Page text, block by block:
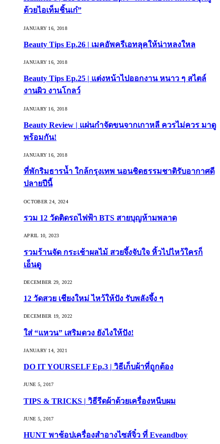
ด้วยไอเท็มชิ้นเก๋”
JANUARY 16, 2018
Beauty Tips Ep.26 | เมคอัพครีเอทลุคให้น่าหลงใหล
JANUARY 16, 2018
Beauty Tips Ep.25 | แต่งหน้าไปออกงาน หนาว ๆ สไตล์
งานผิว งานโกลว์
JANUARY 16, 2018
Beauty Review | แผ่นกำจัดขนจากเกาหลี ควรไม่ควร มาดู
พร้อมกัน!
JANUARY 16, 2018
ที่พักริมธารน้ำ ใกล้กรุงเทพ นอนชิดธรรมชาติรับอากาศดี
ปลายปีนี้
OCTOBER 24, 2024
รวม 12 วัดติดรถไฟฟ้า BTS สายบุญห้ามพลาด
APRIL 10, 2023
รวมร้านจัด กระเช้าผลไม้ สวยจึ้งจับใจ หิ้วไปไหว้ใครก็
เอ็นดู
DECEMBER 29, 2022
12 วัดสวย เชียงใหม่ ไหว้ให้ปัง รับพลังจึ้ง ๆ
DECEMBER 19, 2022
ใส่ “แหวน” เสริมดวง ยังไงให้ปัง!
JANUARY 14, 2021
DO IT YOURSELF Ep.3 | วิธีเก็บผ้าที่ถูกต้อง
JUNE 5, 2017
TIPS & TRICKS | วิธีรีดผ้าด้วยเครื่องหนีบผม
JUNE 5, 2017
HUNT พาช้อปเครื่องสำอางไซส์จิ๋ว ที่ Eveandboy